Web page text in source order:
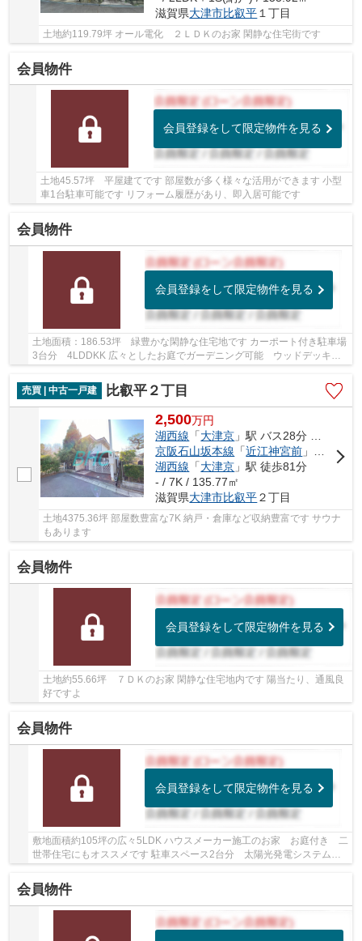
滋賀県大津市比叡平 １丁目
土地約119.79坪 オール電化 ２ＬＤＫのお家 閑静な住宅街です
会員物件
会員登録をして限定物件を見る
土地45.57坪 平屋建てです 部屋数が多く様々な活用ができます 小型
車1台駐車可能です リフォーム履歴があり、即入居可能です
会員物件
会員登録をして限定物件を見る
土地面積：186.53坪 緑豊かな閑静な住宅地です カーポート付き駐車場
3台分 4LDDKK 広々としたお庭でガーデニング可能 ウッドデッキ付
売買 | 中古一戸建
比叡平２丁目
2,500万円
湖西線 「大津京 」駅 バス28分 「比叡平」 停歩3分
京阪石山坂本線 「近江神宮前 」駅 徒歩72分
湖西線 「大津京 」駅 徒歩81分
- / 7K / 135.77㎡
滋賀県大津市比叡平２丁目
土地4375.36坪 部屋数豊富な7K 納戸・倉庫など収納豊富です サウナ
もあります
会員物件
会員登録をして限定物件を見る
土地約55.66坪 ７ＤＫのお家 閑静な住宅地内です 陽当たり、通風良
好ですよ
会員物件
会員登録をして限定物件を見る
敷地面積約105坪の広々5LDK ハウスメーカー施工のお家 お庭付き 二
世帯住宅にもオススメです 駐車スペース2台分 太陽光発電システム
ウッドデッキ ルーフバルコニー ビリヤードル...
会員物件